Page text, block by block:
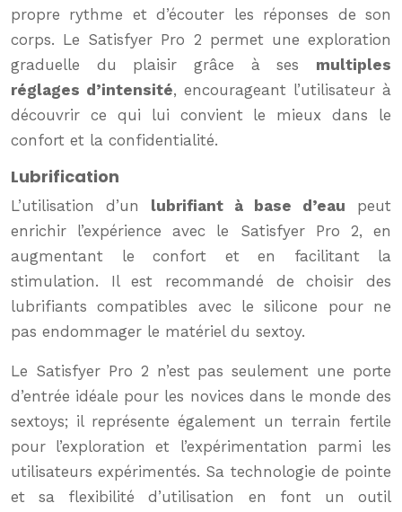
propre rythme et d’écouter les réponses de son
corps. Le Satisfyer Pro 2 permet une exploration
graduelle du plaisir grâce à ses multiples
réglages d’intensité, encourageant l’utilisateur à
découvrir ce qui lui convient le mieux dans le
confort et la confidentialité.
Lubrification
L’utilisation d’un lubrifiant à base d’eau peut
enrichir l’expérience avec le Satisfyer Pro 2, en
augmentant le confort et en facilitant la
stimulation. Il est recommandé de choisir des
lubrifiants compatibles avec le silicone pour ne
pas endommager le matériel du sextoy.
Le Satisfyer Pro 2 n’est pas seulement une porte
d’entrée idéale pour les novices dans le monde des
sextoys; il représente également un terrain fertile
pour l’exploration et l’expérimentation parmi les
utilisateurs expérimentés. Sa technologie de pointe
et sa flexibilité d’utilisation en font un outil